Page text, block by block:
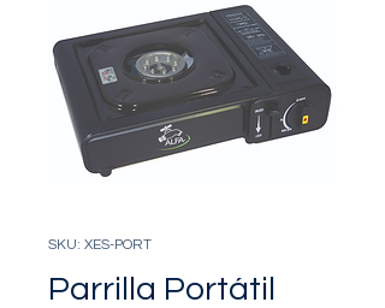
SKU: XES-PORT
Parrilla Portátil